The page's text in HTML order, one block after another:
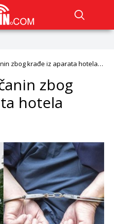
zbog krađe iz aparata hotela
zbog
hotela